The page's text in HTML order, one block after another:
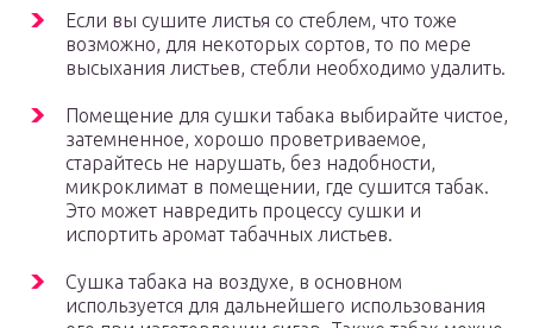
Если вы сушите листья со стеблем, что тоже
возможно, для некоторых сортов, то по мере
высыхания листьев, стебли необходимо удалить.
Помещение для сушки табака выбирайте чистое,
затемненное, хорошо проветриваемое,
старайтесь не нарушать, без надобности,
микроклимат в помещении, где сушится табак.
Это может навредить процессу сушки и
испортить аромат табачных листьев.
Сушка табака на воздухе, в основном
используется для дальнейшего использования